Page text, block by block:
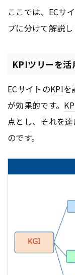
ここでは、ECサ
プに分けて解説し
KPIツリーを活
ECサイトのKPIを
が効果的です。
点とし、それを
のです。